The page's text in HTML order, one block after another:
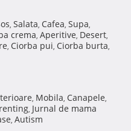
, Salata, Cafea, Supa,
crema, Aperitive, Desert,
, Ciorba pui, Ciorba burta,
, Mobila, Canapele,
, Jurnal de mama
, Autism